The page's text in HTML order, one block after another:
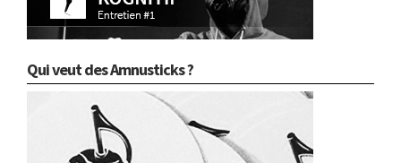
Qui veut des Amnusticks ?